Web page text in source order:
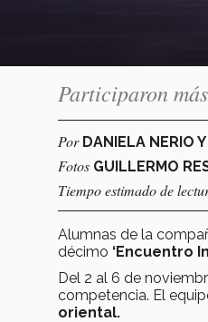
Participaron
Por DANIELA NERIO
Fotos GUILLERMO
Tiempo estimado de
Alumnas de la
décimo ‘Encuentro
Del 2 al 6 de
competencia. El
oriental.